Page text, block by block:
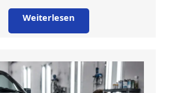
Weiterlesen